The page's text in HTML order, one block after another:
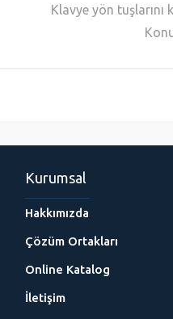
Klavye yön
Kurumsal
Hakkımızda
Çözüm Ortakları
Online Katalog
İletişim